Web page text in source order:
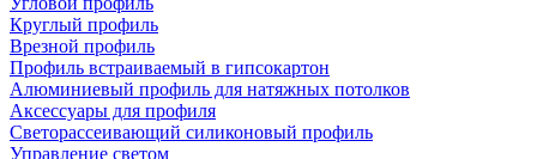
Круглый профиль
Врезной профиль
Профиль встраиваемый в гипсокартон
Алюминиевый профиль для натяжных потолков
Аксессуары для профиля
Светорассеивающий силиконовый профиль
Управление светом